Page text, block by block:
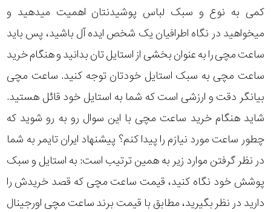
کمی به نوع و سبک لباس پوشیدنتان اهمیت میدهید و
میخواهید در نگاه اطرافیان یک شخص ایده آل باشید، پس باید
ساعت مچی را به عنوان بخشی از استایل تان بدانید و هنگام خرید
ساعت مچی به سبک استایل خودتان توجه کنید. ساعت مچی
بیانگر دقت و ارزشی است که شما به استایل خود قائل هستید.
شاید هنگام خرید ساعت مچی با این سوال رو به رو شوید که
چطور ساعت مورد نیازم را پیدا کنم؟ پیشنهاد ایران تایمر به شما
در نظر گرفتن موارد زیر به همین ترتیب است: به استایل و سبک
پوشش خود نگاه کنید، قیمت ساعت مچی که قصد خریدش را
دارید در نظر بگیرید، مطابق با قیمت برند ساعت مچی اورجینال
لیکوپر
آدیداس
متی
اکس
جنسیت
مشترک
بیشتر...
استایل
رده
محدوده